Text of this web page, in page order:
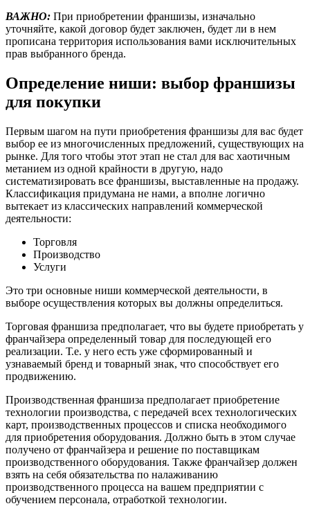
ВАЖНО: При приобретении франшизы, изначально
уточняйте, какой договор будет заключен, будет ли в нем
прописана территория использования вами исключительных
прав выбранного бренда.
Определение ниши: выбор франшизы
для покупки
Первым шагом на пути приобретения франшизы для вас будет
выбор ее из многочисленных предложений, существующих на
рынке. Для того чтобы этот этап не стал для вас хаотичным
метанием из одной крайности в другую, надо
систематизировать все франшизы, выставленные на продажу.
Классификация придумана не нами, а вполне логично
вытекает из классических направлений коммерческой
деятельности:
Торговля
Производство
Услуги
Это три основные ниши коммерческой деятельности, в
выборе осуществления которых вы должны определиться.
Торговая франшиза предполагает, что вы будете приобретать у
франчайзера определенный товар для последующей его
реализации. Т.е. у него есть уже сформированный и
узнаваемый бренд и товарный знак, что способствует его
продвижению.
Производственная франшиза предполагает приобретение
технологии производства, с передачей всех технологических
карт, производственных процессов и списка необходимого
для приобретения оборудования. Должно быть в этом случае
получено от франчайзера и решение по поставщикам
производственного оборудования. Также франчайзер должен
взять на себя обязательства по налаживанию
производственного процесса на вашем предприятии с
обучением персонала, отработкой технологии.